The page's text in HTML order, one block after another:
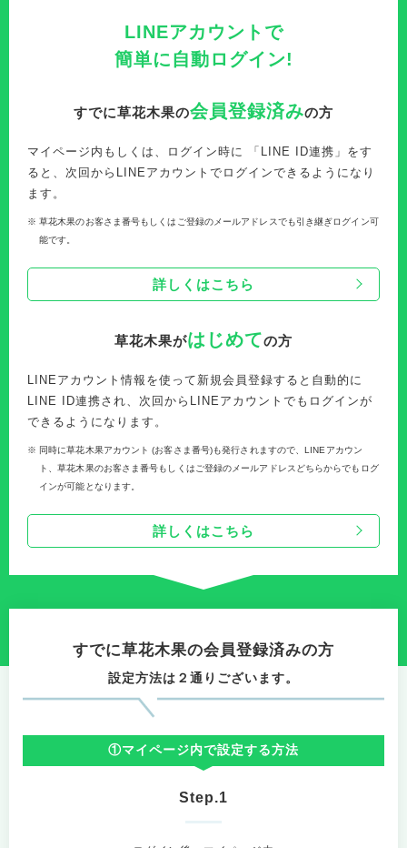
LINEアカウントで
簡単に自動ログイン!
すでに草花木果の会員登録済みの方
マイページ内もしくは、ログイン時に 「LINE ID連携」をす
ると、次回からLINEアカウントでログインできるようになり
ます。
※ 草花木果のお客さま番号もしくはご登録のメールアドレスでも引き継ぎログイン可
能です。
詳しくはこちら
草花木果がはじめての方
LINEアカウント情報を使って新規会員登録すると自動的に
LINE ID連携され、次回からLINEアカウントでもログインが
できるようになります。
※ 同時に草花木果アカウント (お客さま番号)も発行されますので、LINEアカウン
ト、草花木果のお客さま番号もしくはご登録のメールアドレスどちらからでもログ
インが可能となります。
詳しくはこちら
すでに草花木果の会員登録済みの方
設定方法は２通りございます。
①マイページ内で設定する方法
Step.1